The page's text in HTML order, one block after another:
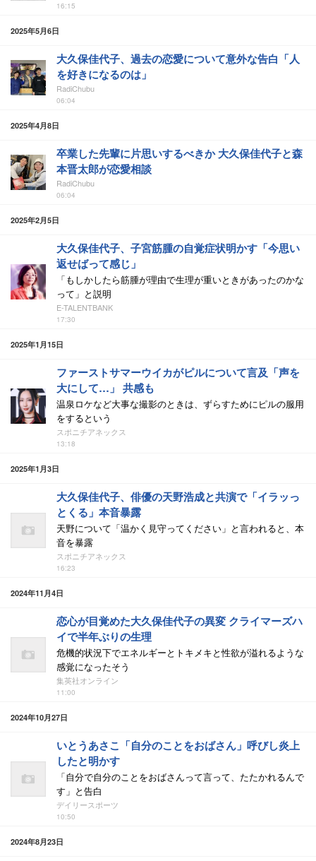
16:15
2025年5月6日
大久保佳代子、過去の恋愛について意外な告白「人
を好きになるのは」
RadiChubu
06:04
2025年4月8日
卒業した先輩に片思いするべきか 大久保佳代子と森
本晋太郎が恋愛相談
RadiChubu
06:04
2025年2月5日
大久保佳代子、子宮筋腫の自覚症状明かす「今思い
返せばって感じ」
「もしかしたら筋腫が理由で生理が重いときがあったのかな
って」と説明
E-TALENTBANK
17:30
2025年1月15日
ファーストサマーウイカがピルについて言及「声を
大にして…」 共感も
温泉ロケなど大事な撮影のときは、ずらすためにピルの服用
をするという
スポニチアネックス
13:18
2025年1月3日
大久保佳代子、俳優の天野浩成と共演で「イラッっ
とくる」本音暴露
天野について「温かく見守ってください」と言われると、本
音を暴露
スポニチアネックス
16:23
2024年11月4日
恋心が目覚めた大久保佳代子の異変 クライマーズハ
イで半年ぶりの生理
危機的状況下でエネルギーとトキメキと性欲が溢れるような
感覚になったそう
集英社オンライン
11:00
2024年10月27日
いとうあさこ「自分のことをおばさん」呼びし炎上
したと明かす
「自分で自分のことをおばさんって言って、たたかれるんで
す」と告白
デイリースポーツ
10:50
2024年8月23日